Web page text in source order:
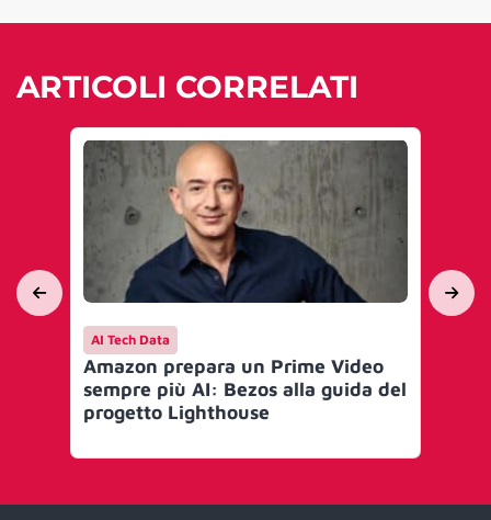
ARTICOLI CORRELATI
AI Tech Data
Amazon prepara un Prime Video
sempre più AI: Bezos alla guida del
progetto Lighthouse